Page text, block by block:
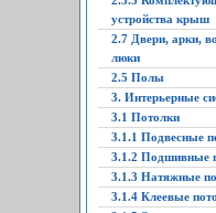
устройства крыш
2.7 Двери, арки,
люки
2.5 Полы
3. Интерьерные
3.1 Потолки
3.1.1 Подвесные
3.1.2 Подшивные
3.1.3 Натяжные
3.1.4 Клеевые